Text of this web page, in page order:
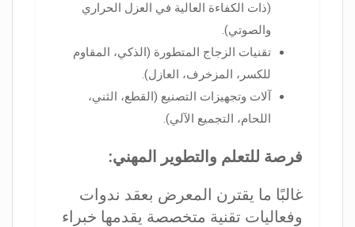
(ذات الكفاءة العالية في العزل الحراري
والصوتي).
تقنيات الزجاج المتطورة (الذكي، المقاوم
للكسر، المزخرف، العازل).
آلات وتجهيزات التصنيع (القطع، الثني،
اللحام، التجميع الآلي).
فرصة للتعلم والتطوير المهني:
غالبًا ما يقترن المعرض بعقد ندوات
وفعاليات تقنية متخصصة يقدمها خبراء